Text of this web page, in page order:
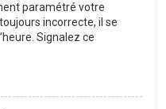
paramétré votre
incorrecte, il se
Signalez ce